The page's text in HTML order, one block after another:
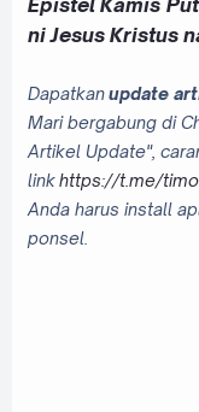
ni Jesus Kristus
Dapatkanupdate
Mari bergabung di
Artikel Update",
linkhttps://t.me/
Anda harus install
ponsel.